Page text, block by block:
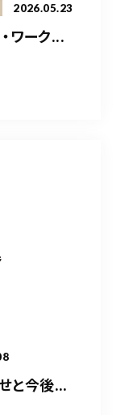
2026.05.23
ワーク...
と今後...